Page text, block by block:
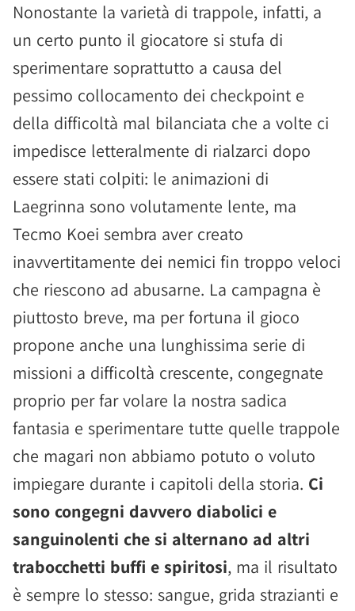
Nonostante la varietà di trappole, infatti, a
un certo punto il giocatore si stufa di
sperimentare soprattutto a causa del
pessimo collocamento dei checkpoint e
della difficoltà mal bilanciata che a volte ci
impedisce letteralmente di rialzarci dopo
essere stati colpiti: le animazioni di
Laegrinna sono volutamente lente, ma
Tecmo Koei sembra aver creato
inavvertitamente dei nemici fin troppo veloci
che riescono ad abusarne. La campagna è
piuttosto breve, ma per fortuna il gioco
propone anche una lunghissima serie di
missioni a difficoltà crescente, congegnate
proprio per far volare la nostra sadica
fantasia e sperimentare tutte quelle trappole
che magari non abbiamo potuto o voluto
impiegare durante i capitoli della storia. Ci
sono congegni davvero diabolici e
sanguinolenti che si alternano ad altri
trabocchetti buffi e spiritosi, ma il risultato
è sempre lo stesso: sangue, grida strazianti e